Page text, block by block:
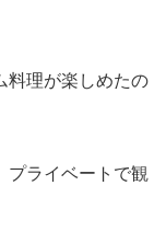
料理が楽しめたの
プライベートで観